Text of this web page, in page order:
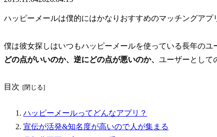
ハッピーメールは僕的にはかなりおすすめのマッチングアプ
僕は彼女探しはいつもハッピーメールを使っている長年のユ
どの点がいいのか、逆にどの点が悪いのか、 ユーザーとして
目次
ハッピーメールってどんなアプリ？
宣伝が活発&知名度が高いので人が集まる